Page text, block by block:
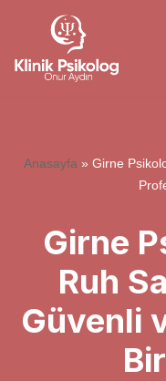
geç
Anasayfa » Girne
Girne
Ruh
Güvenli